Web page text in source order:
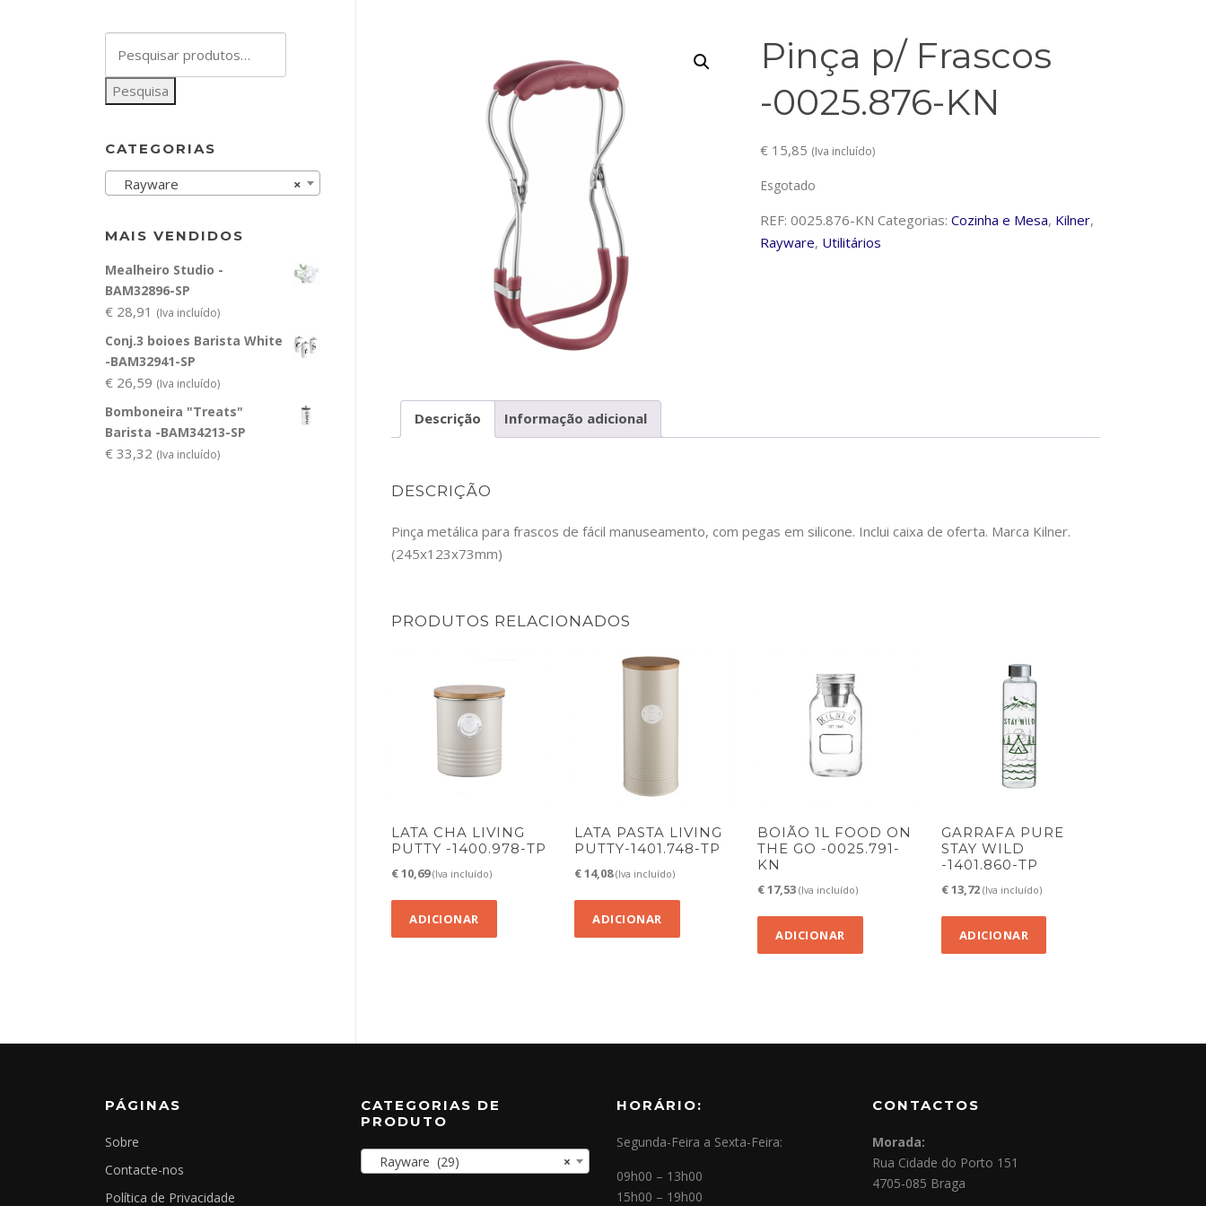
Pinça p/ Frascos
-0025.876-KN
€15,85 (Iva incluído)
Esgotado
REF: 0025.876-KN Categorias: Cozinha e Mesa, Kilner,
Rayware, Utilitários
Descrição Informação adicional
DESCRIÇÃO
Pinça metálica para frascos de fácil manuseamento, com pegas em silicone. Inclui caixa de oferta. Marca Kilner.
(245x123x73mm)
PRODUTOS RELACIONADOS
LATA CHA LIVING
PUTTY -1400.978-TP
€10,69 (Iva incluído)
ADICIONAR
LATA PASTA LIVING
PUTTY-1401.748-TP
€14,08 (Iva incluído)
ADICIONAR
BOIÃO 1L FOOD ON
THE GO -0025.791-
KN
€17,53 (Iva incluído)
ADICIONAR
GARRAFA PURE
STAY WILD
-1401.860-TP
€13,72 (Iva incluído)
ADICIONAR
por:
Pesquisa
CATEGORIAS
×
Rayware
MAIS VENDIDOS
Mealheiro Studio -
BAM32896-SP
€ 28,91 (Iva incluído)
Conj.3 boioes Barista White
-BAM32941-SP
€ 26,59 (Iva incluído)
Bomboneira "Treats"
Barista -BAM34213-SP
€ 33,32 (Iva incluído)
PÁGINAS
Sobre
Contacte-nos
Política de Privacidade
CATEGORIAS DE
PRODUTO
×
Rayware (29)
HORÁRIO:
Segunda-Feira a Sexta-Feira:
09h00 – 13h00
15h00 – 19h00
CONTACTOS
Morada:
Rua Cidade do Porto 151
4705-085 Braga